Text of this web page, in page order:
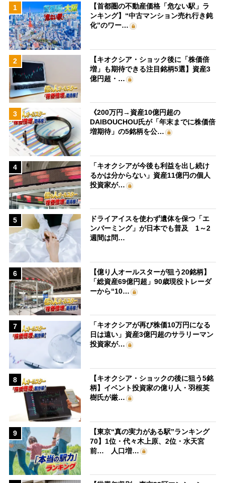
1
【首都圏の不動産価格「危ない駅」ラ
ンキング】“中古マンション売れ行き鈍
化”のワー…
2
【キオクシア・ショック後に「株価倍
増」も期待できる注目銘柄5選】資産3
億円超・…
3
《200万円→資産10億円超の
DAIBOUCHOU氏が「年末までに株価倍
増期待」の5銘柄を公…
4
「キオクシアが今後も利益を出し続け
るかは分からない」資産11億円の個人
投資家が…
5
ドライアイスを使わず遺体を保つ「エ
ンバーミング」が日本でも普及 1～2
週間は問…
6
【億り人オールスターが狙う20銘柄】
「総資産69億円超」90歳現役トレーダ
ーから“10…
7
「キオクシアが再び株価10万円になる
日は遠い」資産3億円超のサラリーマン
投資家が…
8
【キオクシア・ショックの後に狙う5銘
柄】イベント投資家の億り人・羽根英
樹氏が厳…
9
【東京“真の実力がある駅”ランキング
70】1位・代々木上原、2位・水天宮
前… 人口増…